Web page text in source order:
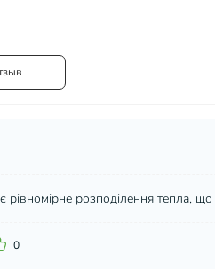
рівномірне розподілення тепла,
0